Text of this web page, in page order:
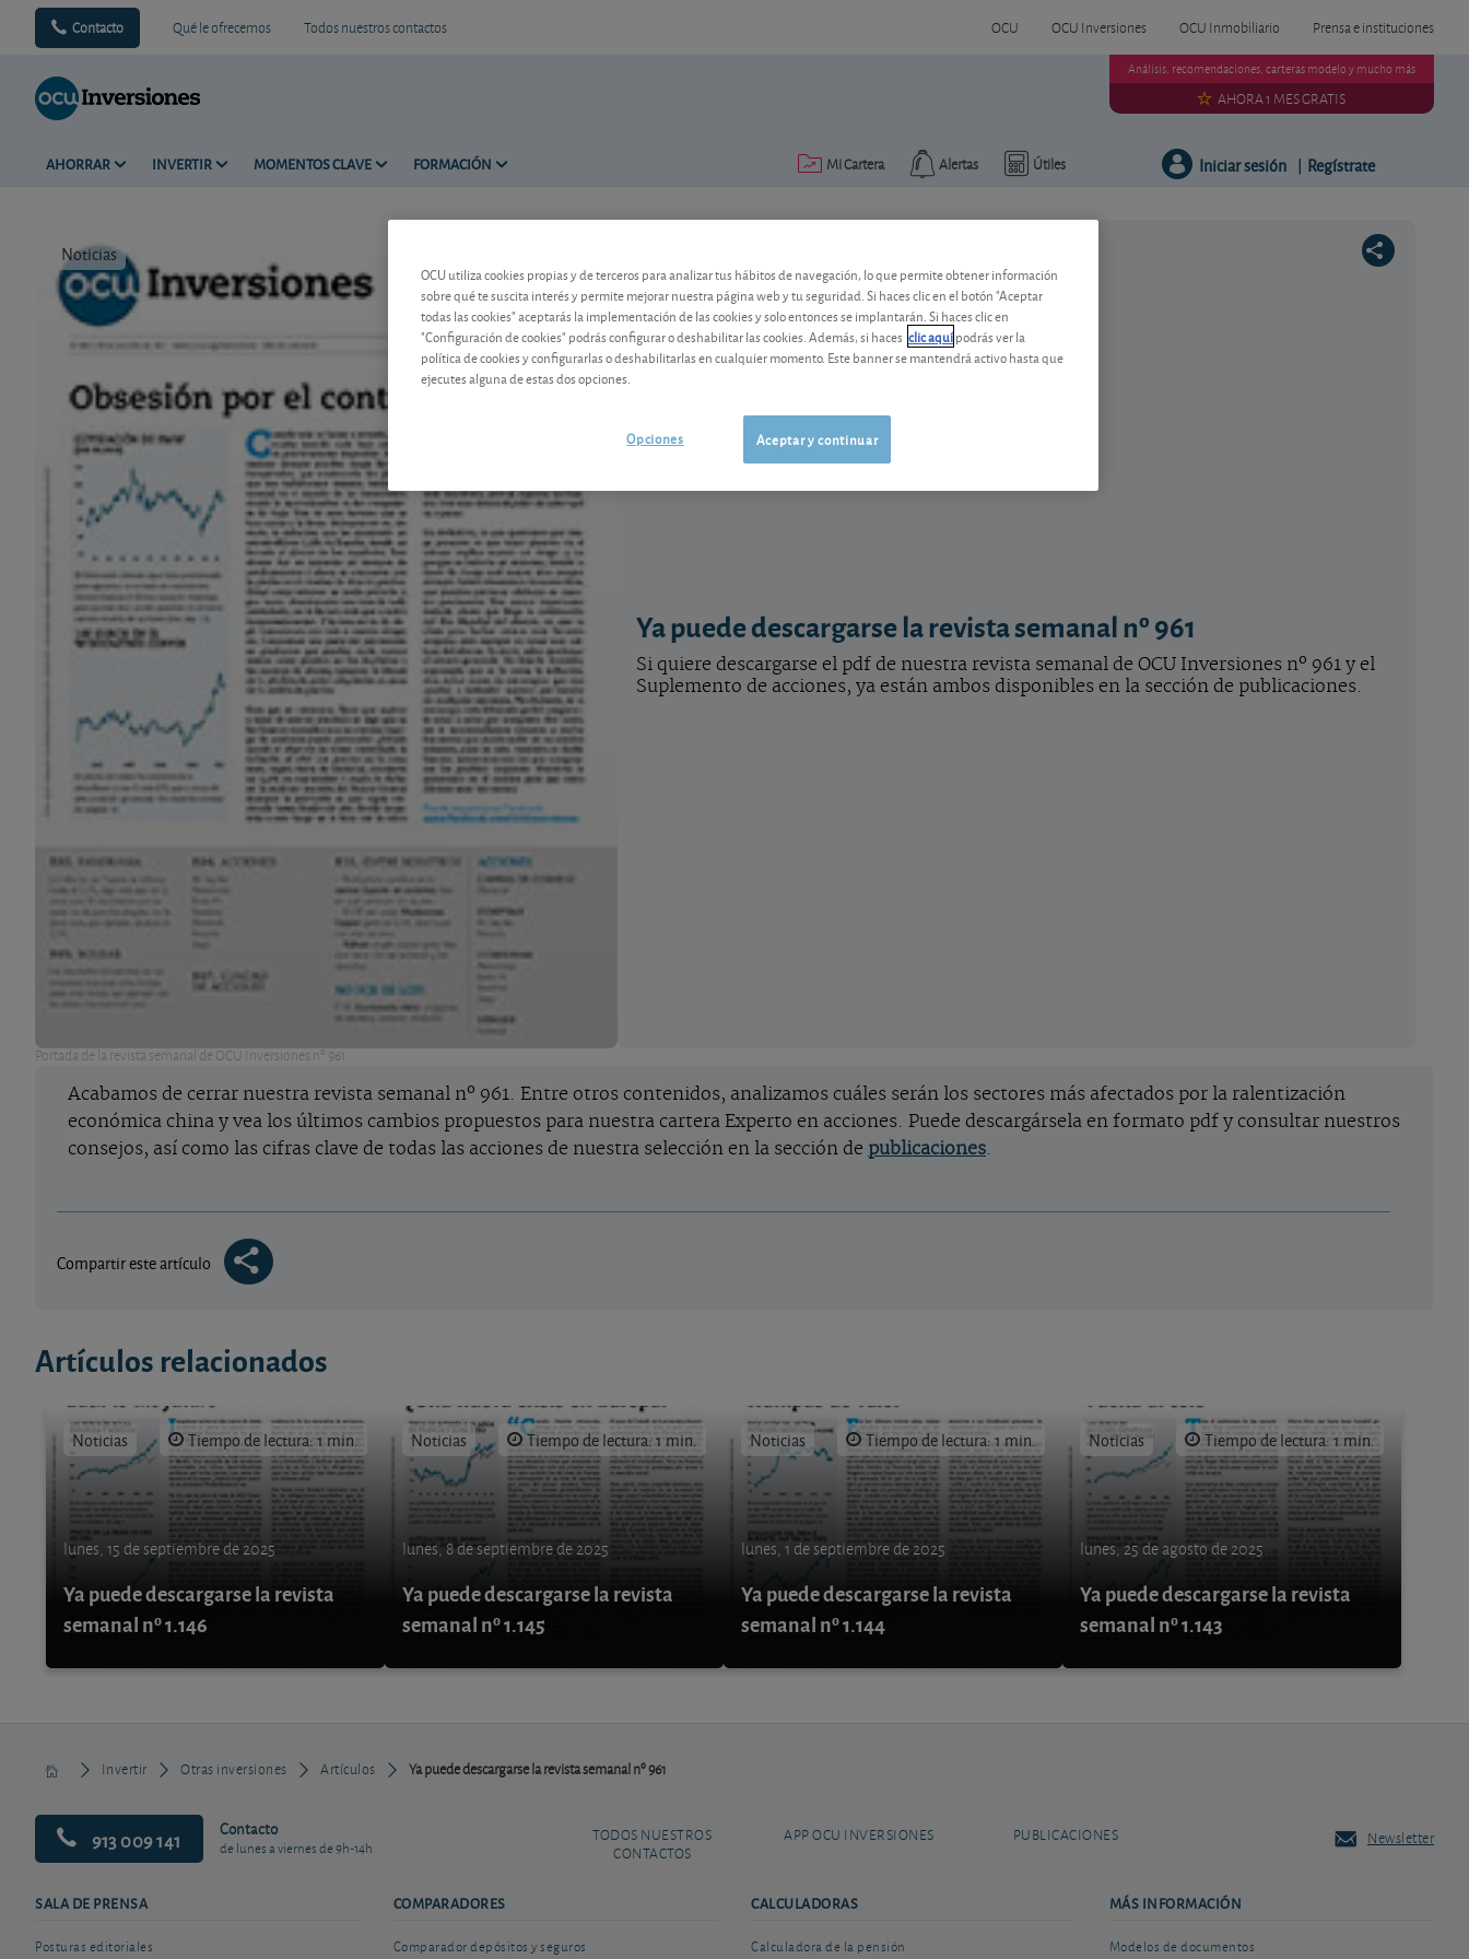
Contacto Qué le ofrecemos Todos nuestros contactos OCU OCU Inversiones OCU Inmobiliario Prensa e instituciones
AHORRAR INVERTIR MOMENTOS CLAVE FORMACIÓN Útiles
Alertas
Mi Cartera
Análisis, recomendaciones, carteras modelo y mucho más
AHORA 1 MES GRATIS
Iniciar sesión | Regístrate
Noticias
Portada de la revista semanal de OCU Inversiones nº 961.
Ya puede descargarse la revista semanal nº 961
Si quiere descargarse el pdf de nuestra revista semanal de OCU Inversiones nº 961 y el
Suplemento de acciones, ya están ambos disponibles en la sección de publicaciones.
Acabamos de cerrar nuestra revista semanal nº 961. Entre otros contenidos, analizamos cuáles serán los sectores más afectados por la ralentización
económica china y vea los últimos cambios propuestos para nuestra cartera Experto en acciones. Puede descargársela en formato pdf y consultar nuestros
consejos, así como las cifras clave de todas las acciones de nuestra selección en la sección de publicaciones.
Compartir este artículo
Artículos relacionados
Noticias Tiempo de lectura: 1 min.
lunes, 15 de septiembre de 2025
Ya puede descargarse la revista
semanal nº 1.146
Noticias Tiempo de lectura: 1 min.
lunes, 8 de septiembre de 2025
Ya puede descargarse la revista
semanal nº 1.145
Noticias Tiempo de lectura: 1 min.
lunes, 1 de septiembre de 2025
Ya puede descargarse la revista
semanal nº 1.144
Noticias Tiempo de lectura: 1 min.
lunes, 25 de agosto de 2025
Ya puede descargarse la revista
semanal nº 1.143
Invertir Otras inversiones Artículos Ya puede descargarse la revista semanal nº 961
913 009 141 Contacto
de lunes a viernes de 9h-14h
TODOS NUESTROS
CONTACTOS
APP OCU INVERSIONES PUBLICACIONES Newsletter
SALA DE PRENSA
Posturas editoriales
COMPARADORES
Comparador depósitos y seguros
CALCULADORAS
Calculadora de la pensión
MÁS INFORMACIÓN
Modelos de documentos
OCU utiliza cookies propias y de terceros para analizar tus hábitos de navegación, lo que permite obtener información
sobre qué te suscita interés y permite mejorar nuestra página web y tu seguridad. Si haces clic en el botón "Aceptar
todas las cookies" aceptarás la implementación de las cookies y solo entonces se implantarán. Si haces clic en
"Configuración de cookies" podrás configurar o deshabilitar las cookies. Además, si haces clic aquípodrás ver la
política de cookies y configurarlas o deshabilitarlas en cualquier momento. Este banner se mantendrá activo hasta que
ejecutes alguna de estas dos opciones.
Aceptar y continuar
Opciones